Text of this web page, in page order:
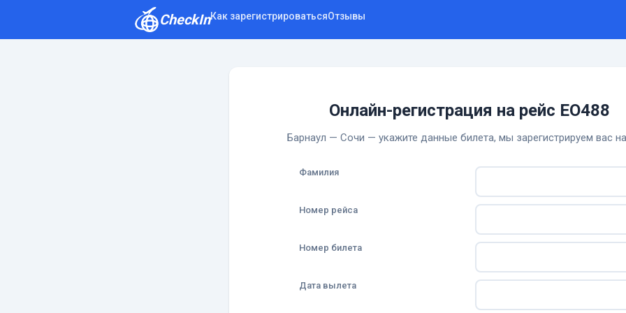
CheckInКак зарегистрироватьсяОтзывы
Онлайн-регистрация на рейс EO488
Барнаул — Сочи — укажите данные билета, мы зарегистрируем вас
Фамилия
Номер рейса
Номер билета
Дата вылета